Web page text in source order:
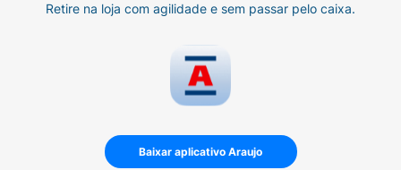
Retire na loja com agilidade e sem passar pelo caixa.
Baixar aplicativo Araujo